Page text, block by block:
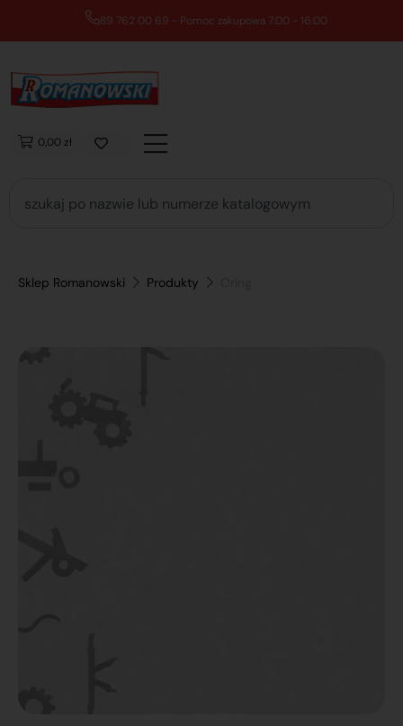
89 762 00 69 - Pomoc zakupowa 7:00 - 16:00
0,00 zł
Sklep Romanowski Produkty